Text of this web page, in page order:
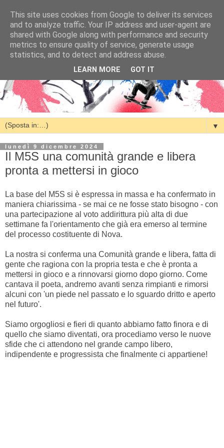
▼
lunedì 9 dicembre 2024
Il M5S una comunità grande e libera
pronta a mettersi in gioco
La base del M5S si è espressa in massa e ha confermato in
maniera chiarissima - se mai ce ne fosse stato bisogno - con
una partecipazione al voto addirittura più alta di due
settimane fa l'orientamento che già era emerso al termine
del processo costituente di Nova.
La nostra si conferma una Comunità grande e libera, fatta di
gente che ragiona con la propria testa e che è pronta a
mettersi in gioco e a rinnovarsi giorno dopo giorno. Come
cantava il poeta, andremo avanti senza rimpianti e rimorsi
alcuni con 'un piede nel passato e lo sguardo dritto e aperto
nel futuro'.
Siamo orgogliosi e fieri di quanto abbiamo fatto finora e di
quello che siamo diventati, ora procediamo verso le nuove
sfide che ci attendono nel grande campo libero,
indipendente e progressista che finalmente ci appartiene!
This site uses cookies from Google to deliver its services
and to analyze traffic. Your IP address and user-agent are
shared with Google along with performance and security
metrics to ensure quality of service, generate usage
statistics, and to detect and address abuse.
LEARN MORE GOT IT